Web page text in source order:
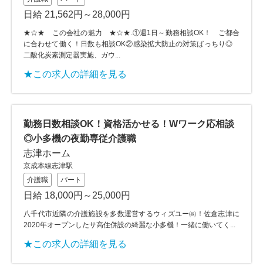
日給 21,562円～28,000円
★☆★ この会社の魅力 ★☆★.①週1日～勤務相談OK！ ご都合
に合わせて働く！日数も相談OK②感染拡大防止の対策ばっちり◎
二酸化炭素測定器実施、ガウ...
★この求人の詳細を見る
勤務日数相談OK！資格活かせる！Wワーク応相談
◎小多機の夜勤専従介護職
志津ホーム
京成本線志津駅
介護職
パート
日給 18,000円～25,000円
八千代市近隣の介護施設を多数運営するウィズユー㈱！佐倉志津に
2020年オープンしたサ高住併設の綺麗な小多機！一緒に働いてく...
★この求人の詳細を見る